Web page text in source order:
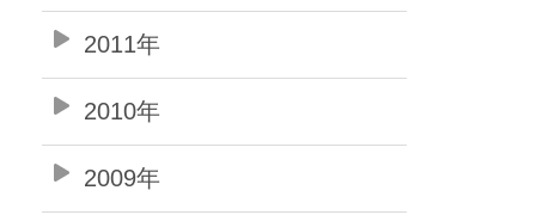
2011年
2010年
2009年